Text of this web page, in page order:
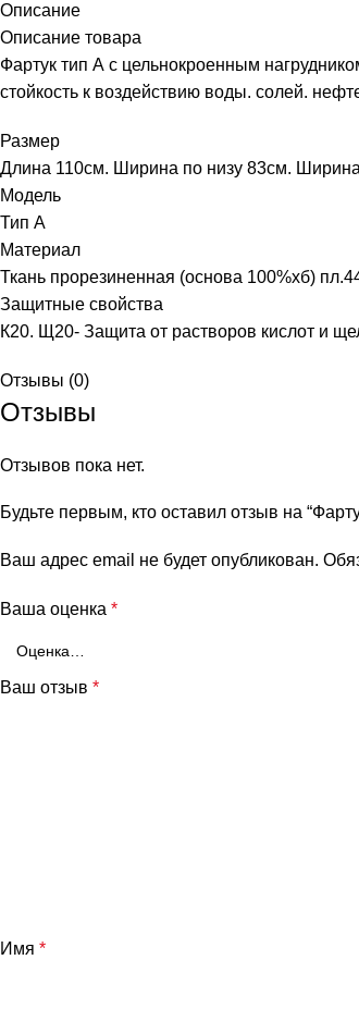
Описание
Описание товара
Фартук тип А с цельнокроенным
стойкость к воздействию воды. солей.
Размер
Длина 110см. Ширина по низу 83см.
Модель
Тип А
Материал
Ткань прорезиненная (основа 100%хб)
Защитные свойства
К20. Щ20- Защита от растворов кислот и
Отзывы (0)
Отзывы
Отзывов пока нет.
Будьте первым, кто оставил отзыв на
Ваш адрес email не будет опубликован.
Ваша оценка *
Ваш отзыв *
Имя *